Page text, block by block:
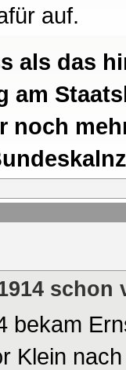
auf.
als das
am
noch
schon
bekam
Klein